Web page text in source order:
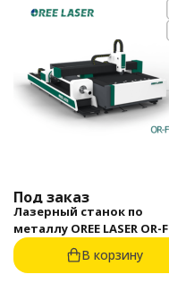
Под заказ
Лазерный станок по
металлу OREE LASER OR-
3015 1500 Вт
В корзину